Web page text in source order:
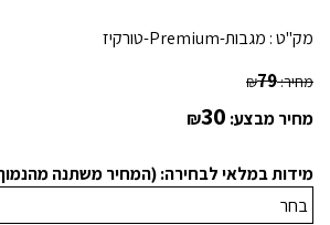
מק"ט : מגבות-Premium-טורקיז
מחיר: ₪79
מחיר מבצע: ₪30
מידות במלאי לבחירה: (המחיר משתנה